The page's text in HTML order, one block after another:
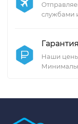
службами
Наши цены